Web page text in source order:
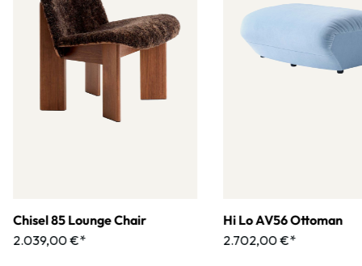
Chisel 85 Lounge Chair
2.039,00 €*
Hi Lo AV56 Ottoman
2.702,00 €*